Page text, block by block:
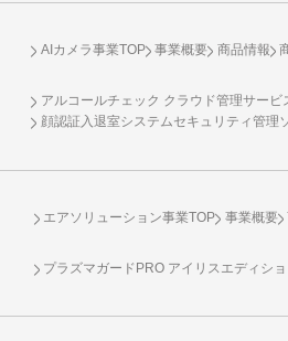
AIカメラ事業TOP 事業概要 商品情報
アルコールチェック クラウド管理サービ
顔認証入退室システムセキュリティ管理
エアソリューション事業TOP 事業概要
プラズマガードPRO アイリスエディシ